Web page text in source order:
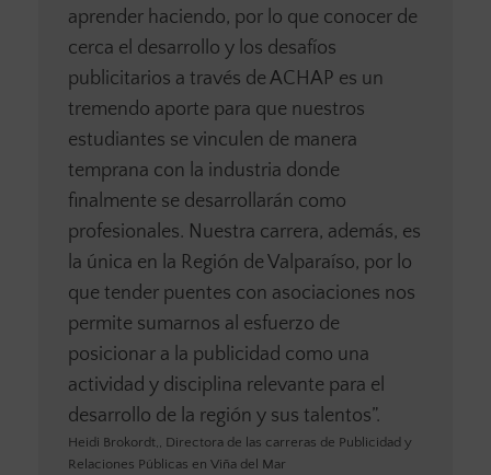
aprender haciendo, por lo que conocer de
cerca el desarrollo y los desafíos
publicitarios a través de ACHAP es un
tremendo aporte para que nuestros
estudiantes se vinculen de manera
temprana con la industria donde
finalmente se desarrollarán como
profesionales. Nuestra carrera, además, es
la única en la Región de Valparaíso, por lo
que tender puentes con asociaciones nos
permite sumarnos al esfuerzo de
posicionar a la publicidad como una
actividad y disciplina relevante para el
desarrollo de la región y sus talentos”.
Heidi Brokordt,, Directora de las carreras de Publicidad y
Relaciones Públicas en Viña del Mar